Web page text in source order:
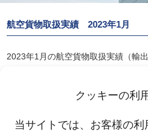
クッキーの利
当サイトでは、お客様の
航空貨物取扱実績 2023年1月
2023年1月の航空貨物取扱実績（輸